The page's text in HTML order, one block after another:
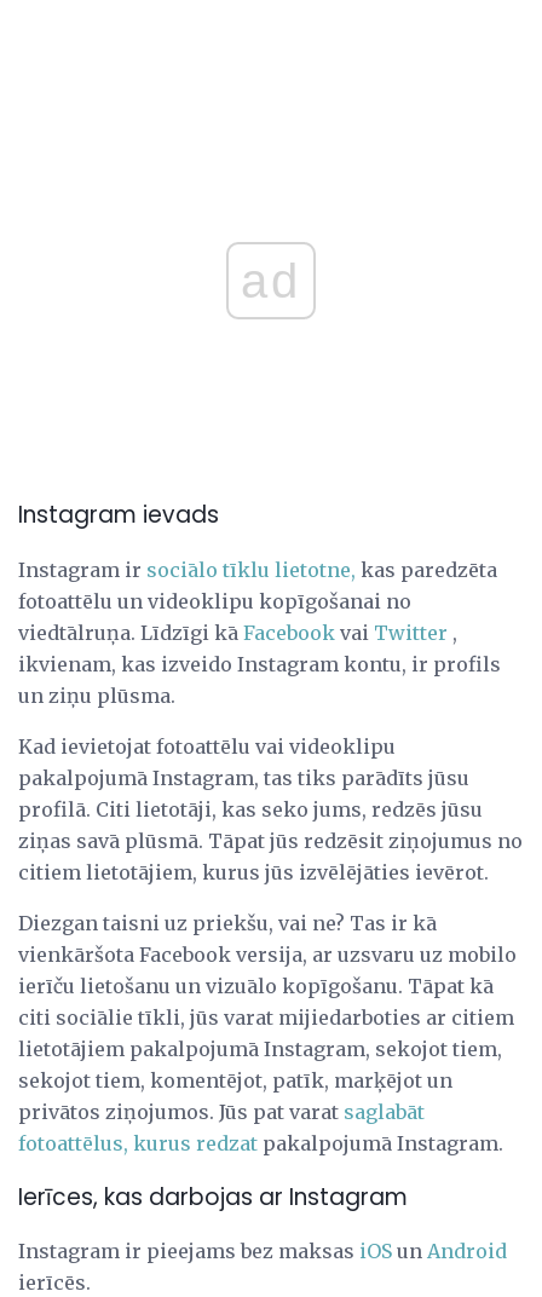
ad
Instagram ievads
Instagram ir sociālo tīklu lietotne, kas paredzēta
fotoattēlu un videoklipu kopīgošanai no
viedtālruņa. Līdzīgi kā Facebook vai Twitter ,
ikvienam, kas izveido Instagram kontu, ir profils
un ziņu plūsma.
Kad ievietojat fotoattēlu vai videoklipu
pakalpojumā Instagram, tas tiks parādīts jūsu
profilā. Citi lietotāji, kas seko jums, redzēs jūsu
ziņas savā plūsmā. Tāpat jūs redzēsit ziņojumus no
citiem lietotājiem, kurus jūs izvēlējāties ievērot.
Diezgan taisni uz priekšu, vai ne? Tas ir kā
vienkāršota Facebook versija, ar uzsvaru uz mobilo
ierīču lietošanu un vizuālo kopīgošanu. Tāpat kā
citi sociālie tīkli, jūs varat mijiedarboties ar citiem
lietotājiem pakalpojumā Instagram, sekojot tiem,
sekojot tiem, komentējot, patīk, marķējot un
privātos ziņojumos. Jūs pat varat saglabāt
fotoattēlus, kurus redzat pakalpojumā Instagram.
Ierīces, kas darbojas ar Instagram
Instagram ir pieejams bez maksas iOS un Android
ierīcēs.